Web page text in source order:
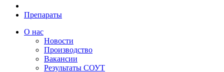
Препараты
О нас
Новости
Производство
Вакансии
Результаты СОУТ